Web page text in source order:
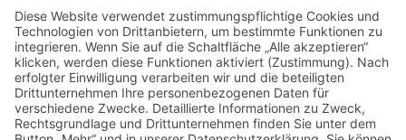
Impressum
Datenschutz
Erklärung zur Barrierefreiheit